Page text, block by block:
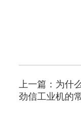
上一篇： 为什
劲信工业机的